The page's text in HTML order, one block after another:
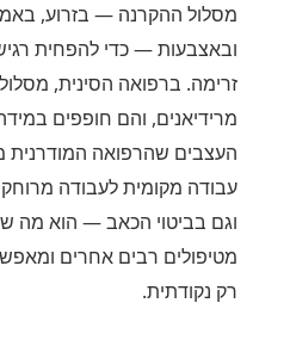
מסלול ההקרנה — בזרוע,
ובאצבעות — כדי להפחית
זרימה. ברפואה הסינית,
מרידיאנים, והם חופפים
העצבים שהרפואה המודרנית
עבודה מקומית לעבודה
וגם בביטוי הכאב — הוא מה
מטיפולים רבים אחרים
רק נקודתית.